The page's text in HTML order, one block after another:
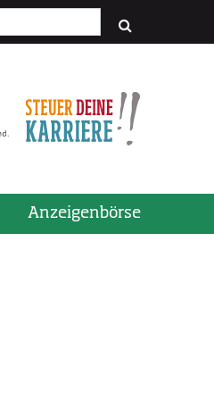
Anzeigenbörse